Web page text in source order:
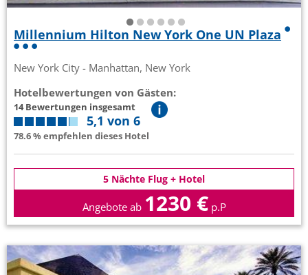
Millennium Hilton New York One UN Plaza
New York City - Manhattan, New York
Hotelbewertungen von Gästen:
14 Bewertungen insgesamt
5,1 von 6
78.6 % empfehlen dieses Hotel
5 Nächte Flug + Hotel
Angebote ab 1230 € p.P